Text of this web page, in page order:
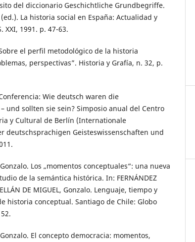
del diccionario Geschichtliche Grundbegriffe.
(ed.). La historia social en España: Actualidad y
XXI, 1991. p. 47-63.
Sobre el perfil metodológico de la historia
perspectivas”. Historia y Grafía, n. 32, p.
Wie deutsch waren die
und sollten sie sein? Simposio anual del Centro
y Cultural de Berlín (Internationale
deutschsprachigen Geisteswissenschaften und
Gonzalo. Los „momentos conceptuales“: una nueva
de la semántica histórica. In: FERNÁNDEZ
DE MIGUEL, Gonzalo. Lenguaje, tiempo y
historia conceptual. Santiago de Chile: Globo
Gonzalo. El concepto democracia: momentos,